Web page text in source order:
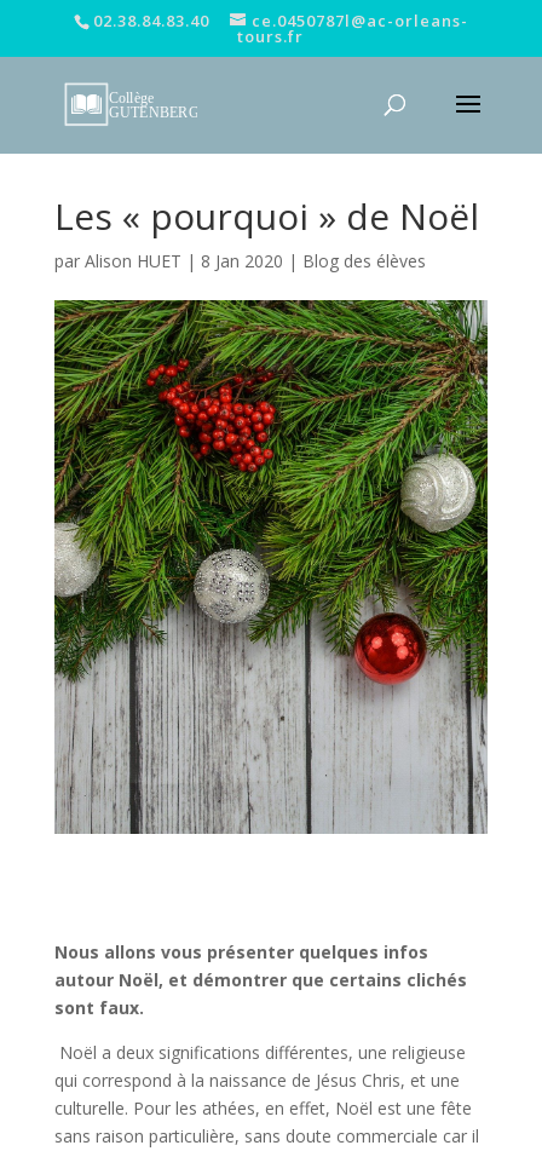
02.38.84.83.40 ce.0450787l@ac-orleans-
tours.fr
Les « pourquoi » de Noël
par Alison HUET | 8 Jan 2020 | Blog des élèves
Nous allons vous présenter quelques infos
autour Noël, et démontrer que certains clichés
sont faux.
Noël a deux significations différentes, une religieuse
qui correspond à la naissance de Jésus Chris, et une
culturelle. Pour les athées, en effet, Noël est une fête
sans raison particulière, sans doute commerciale car il